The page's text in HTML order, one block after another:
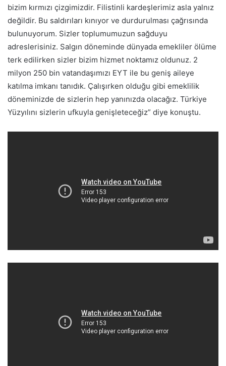
bizim kırmızı çizgimizdir. Filistinli kardeşlerimiz asla yalnız
değildir. Bu saldırıları kınıyor ve durdurulması çağrısında
bulunuyorum. Sizler toplumumuzun sağduyu
adreslerisiniz. Salgın döneminde dünyada emekliler ölüme
terk edilirken sizler bizim hizmet noktamız oldunuz. 2
milyon 250 bin vatandaşımızı EYT ile bu geniş aileye
katılma imkanı tanıdık. Çalışırken olduğu gibi emeklilik
döneminizde de sizlerin hep yanınızda olacağız. Türkiye
Yüzyılını sizlerin ufkuyla genişleteceğiz” diye konuştu.